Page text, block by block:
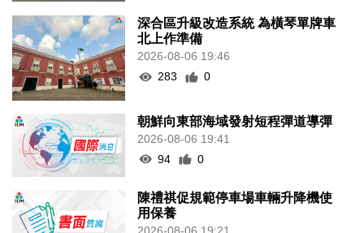
深合區升級改造系統 為橫琴單牌車
北上作準備
2026-08-06 19:46
283
0
朝鮮向東部海域發射短程彈道導彈
2026-08-06 19:41
94
0
陳禮祺促規範停車場車輛升降機使
用保養